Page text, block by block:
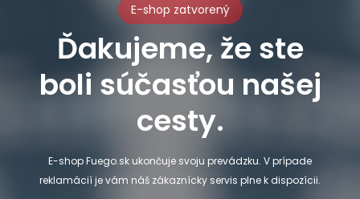
E-shop zatvorený
Ďakujeme, že ste
boli súčasťou našej
cesty.
E-shop Fuego.sk ukončuje svoju prevádzku. V prípade
reklamácií je vám náš zákaznícky servis plne k dispozícii.